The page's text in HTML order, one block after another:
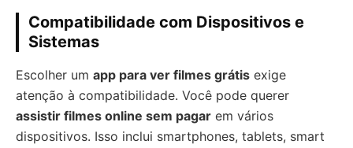
Compatibilidade com Dispositivos e
Sistemas
Escolher um app para ver filmes grátis exige
atenção à compatibilidade. Você pode querer
assistir filmes online sem pagar em vários
dispositivos. Isso inclui smartphones, tablets, smart